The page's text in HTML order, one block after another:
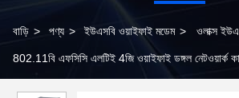
বাড়ি > পণ্য > ইউএসবি ওয়াইফাই মডেম > ওলাক্স
802.11বি এফসিসি এলটিই 4জি ওয়াইফাই ডঙ্গল নেটওয়ার্ক